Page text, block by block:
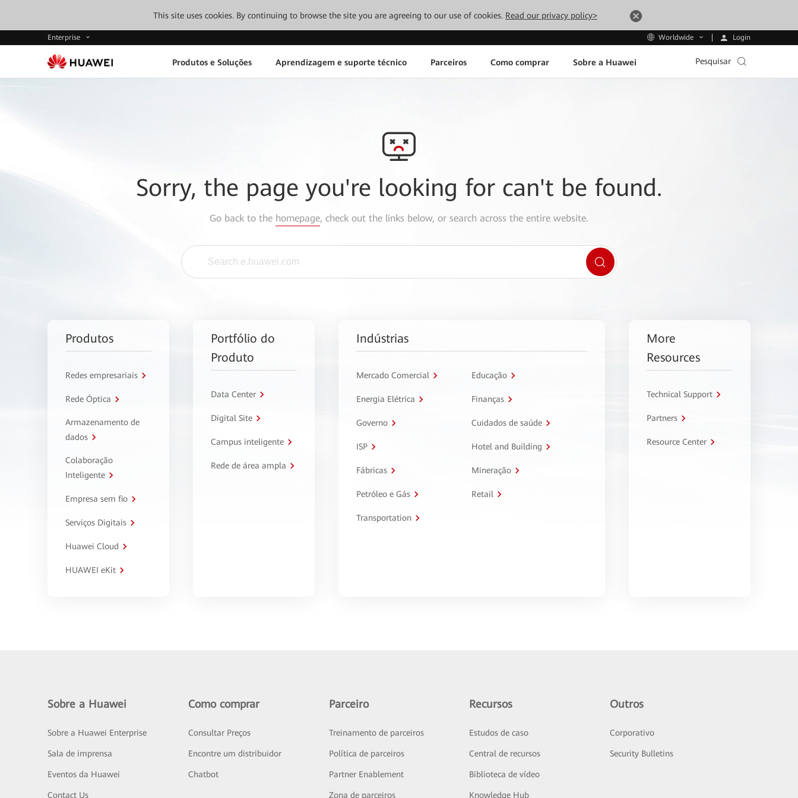
This site uses cookies. By continuing to browse the site you are agreeing to our use of cookies. Read our privacy policy>
Enterprise Worldwide Login
Produtos e Soluções Aprendizagem e suporte técnico Parceiros Como comprar Sobre a Huawei Pesquisar
Sorry, the page you're looking for can't be found.
Go back to the homepage, check out the links below, or search across the entire website.
Produtos
Redes empresariais
Rede Óptica
Armazenamento de
dados
Colaboração
Inteligente
Empresa sem fio
Serviços Digitais
Huawei Cloud
HUAWEI eKit
Portfólio do
Produto
Data Center
Digital Site
Campus inteligente
Rede de área ampla
Indústrias
Mercado Comercial Educação
Energia Elétrica Finanças
Governo Cuidados de saúde
ISP Hotel and Building
Fábricas Mineração
Petróleo e Gás Retail
Transportation
More
Resources
Technical Support
Partners
Resource Center
Sobre a Huawei
Sobre a Huawei Enterprise
Sala de imprensa
Eventos da Huawei
Contact Us
Como comprar
Consultar Preços
Encontre um distribuidor
Chatbot
Parceiro
Treinamento de parceiros
Política de parceiros
Partner Enablement
Zona de parceiros
Recursos
Estudos de caso
Central de recursos
Biblioteca de vídeo
Knowledge Hub
Outros
Corporativo
Security Bulletins